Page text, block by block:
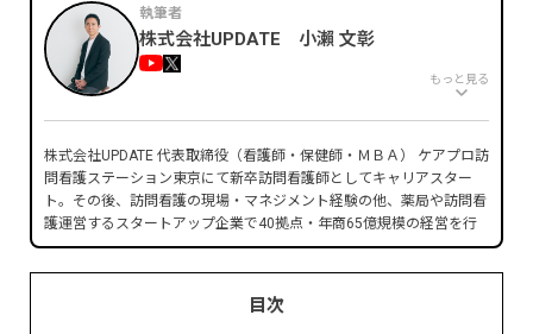
もっと見る
執筆者
株式会社UPDATE 小瀨 文彰
株式会社UPDATE 代表取締役（看護師・保健師・ＭＢＡ） ケアプロ訪
問看護ステーション東京にて新卒訪問看護師としてキャリアスター
ト。その後、訪問看護の現場・マネジメント経験の他、薬局や訪問看
護運営するスタートアップ企業で40拠点・年商65億規模の経営を行
い、上場企業へのグループインを実現。現在は医療職マネジメント人
目次